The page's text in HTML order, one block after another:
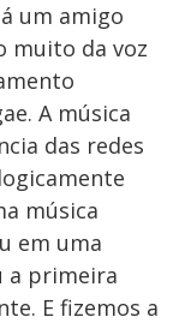
um amigo
muito da voz
A música
das redes
música
em uma
a primeira
E fizemos a